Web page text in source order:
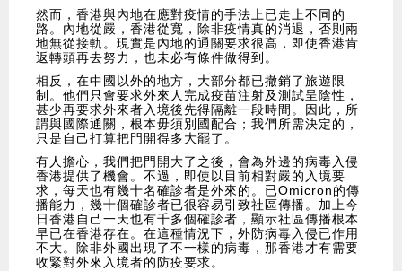
然而，香港與內地在應對疫情的手法上已走上不同的
路。內地從嚴，香港從寬，除非疫情真的消退，否則兩
地無從接軌。現實是內地的通關要求很高，即使香港肯
返轉頭再去努力，也未必有條件做得到。
相反，在中國以外的地方，大部分都已撤銷了旅遊限
制。他們只會要求外來人完成疫苗注射及測試呈陰性，
甚少再要求外來者入境後先得隔離一段時間。因此，所
謂與國際通關，根本毋須別國配合；我們所需決定的，
只是自己打算把門開得多大罷了。
有人擔心，我們把門開大了之後，會為外邊的病毒入侵
香港提供了機會。不過，即使以目前相對嚴的入境要
求，每天也有幾十名確診者是外來的。已Omicron的傳
播能力，幾十個確診者已很容易引致社區傳播。加上今
日香港自己一天也有千多個確診者，顯示社區傳播根本
早已在香港存在。在這種情況下，外防病毒入侵已作用
不大。除非外國出現了不一樣的病毒，那香港才有需要
收緊對外來入境者的防疫要求。